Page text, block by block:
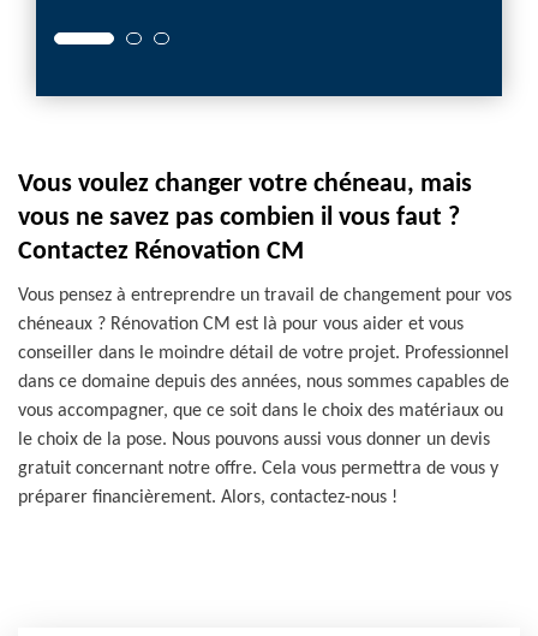
Vous voulez changer votre chéneau, mais
vous ne savez pas combien il vous faut ?
Contactez Rénovation CM
Vous pensez à entreprendre un travail de changement pour vos
chéneaux ? Rénovation CM est là pour vous aider et vous
conseiller dans le moindre détail de votre projet. Professionnel
dans ce domaine depuis des années, nous sommes capables de
vous accompagner, que ce soit dans le choix des matériaux ou
le choix de la pose. Nous pouvons aussi vous donner un devis
gratuit concernant notre offre. Cela vous permettra de vous y
préparer financièrement. Alors, contactez-nous !